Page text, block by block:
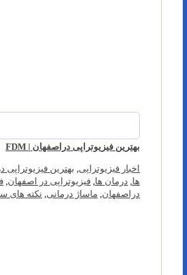
بهترین فیزیوتراپی دراصفهان | FDM
اخبار فیزیوتراپی, بهترین فیزیوتراپی
ها, درمان ها, فیزیوتراپی در اصفهان,
دراصفهان, ماساژ درمانی, نکته های